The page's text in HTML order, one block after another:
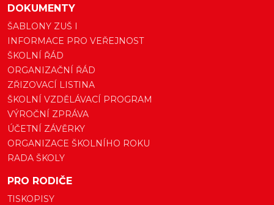
DOKUMENTY
ŠABLONY ZUŠ I
INFORMACE PRO VEŘEJNOST
ŠKOLNÍ ŘÁD
ORGANIZAČNÍ ŘÁD
ZŘIZOVACÍ LISTINA
ŠKOLNÍ VZDĚLÁVACÍ PROGRAM
VÝROČNÍ ZPRÁVA
ÚČETNÍ ZÁVĚRKY
ORGANIZACE ŠKOLNÍHO ROKU
RADA ŠKOLY
PRO RODIČE
TISKOPISY